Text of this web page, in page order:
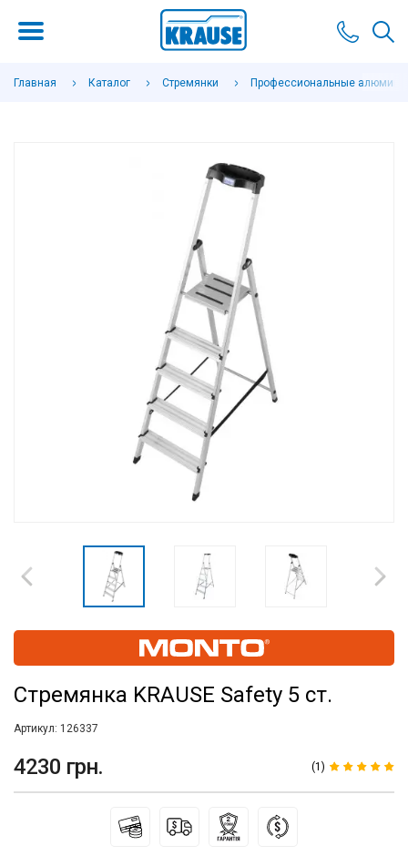
Главная Каталог Стремянки Профессиональные
Стремянка KRAUSE Safety 5 ст.
Артикул: 126337
4230 грн. (1)